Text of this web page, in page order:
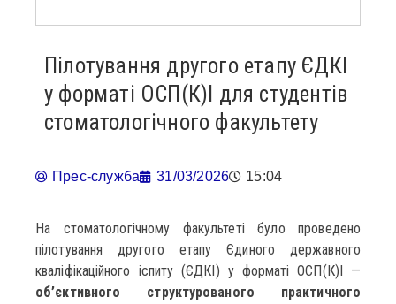
Пілотування другого етапу ЄДКІ
у форматі ОСП(К)І для студентів
стоматологічного факультету
Прес-служба 31/03/2026 15:04
На стоматологічному факультеті було проведено
пілотування другого етапу Єдиного державного
кваліфікаційного іспиту (ЄДКІ) у форматі ОСП(К)І —
об’єктивного структурованого практичного